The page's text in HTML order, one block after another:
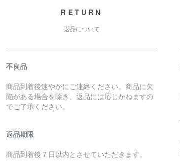
RETURN
返品について
不良品
商品到着後速やかにご連絡ください。商品に欠
陥がある場合を除き、返品には応じかねますの
でご了承ください。
返品期限
商品到着後７日以内とさせていただきます。